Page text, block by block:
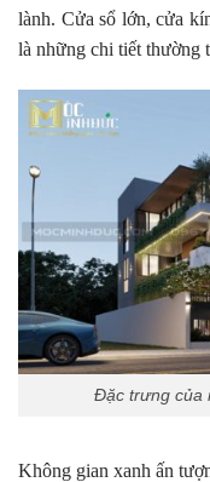
lành. Cửa sổ lớn, cửa
là những chi tiết thường
Đặc trưng của
Không gian xanh ấn